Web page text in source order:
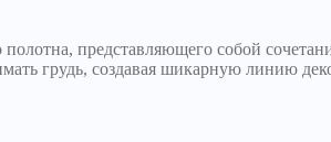
представляющего собой
грудь, создавая шикарную линию